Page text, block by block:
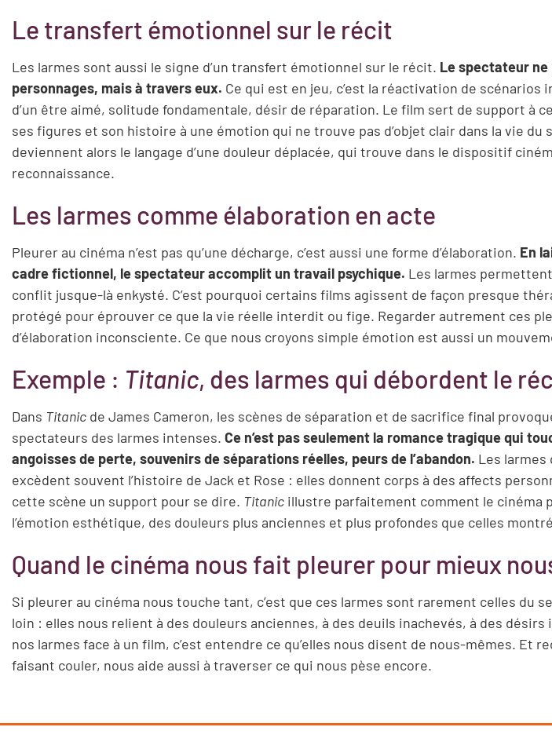
Le transfert émotionnel sur le récit
Les larmes sont aussi le signe d’un transfert émotionnel sur le récit. Le spectateur ne
personnages, mais à travers eux. Ce qui est en jeu, c’est la réactivation de
d’un être aimé, solitude fondamentale, désir de réparation. Le film sert de support à
ses figures et son histoire à une émotion qui ne trouve pas d’objet clair dans la vie du
deviennent alors le langage d’une douleur déplacée, qui trouve dans le dispositif
reconnaissance.
Les larmes comme élaboration en acte
Pleurer au cinéma n’est pas qu’une décharge, c’est aussi une forme d’élaboration. En
cadre fictionnel, le spectateur accomplit un travail psychique. Les larmes
conflit jusque-là enkysté. C’est pourquoi certains films agissent de façon presque
protégé pour éprouver ce que la vie réelle interdit ou fige. Regarder autrement ces
d’élaboration inconsciente. Ce que nous croyons simple émotion est aussi un
Exemple : Titanic, des larmes qui débordent le
Dans Titanic de James Cameron, les scènes de séparation et de sacrifice final
spectateurs des larmes intenses. Ce n’est pas seulement la romance tragique qui
angoisses de perte, souvenirs de séparations réelles, peurs de l’abandon. Les
excèdent souvent l’histoire de Jack et Rose : elles donnent corps à des affects
cette scène un support pour se dire. Titanic illustre parfaitement comment le cinéma
l’émotion esthétique, des douleurs plus anciennes et plus profondes que celles
Quand le cinéma nous fait pleurer pour mieux
Si pleurer au cinéma nous touche tant, c’est que ces larmes sont rarement celles du
loin : elles nous relient à des douleurs anciennes, à des deuils inachevés, à des
nos larmes face à un film, c’est entendre ce qu’elles nous disent de nous-mêmes. Et
faisant couler, nous aide aussi à traverser ce qui nous pèse encore.